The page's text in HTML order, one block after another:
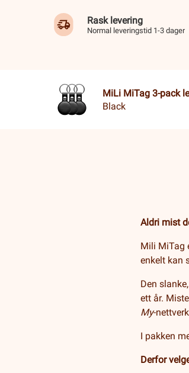
Rask levering
Normal leveringstid 1-3 dager
MiLi MiTag 3-pack
Black
Aldri mist
Mili MiTag
enkelt kan
Den
ett år.
My-
I pakken
Derfor